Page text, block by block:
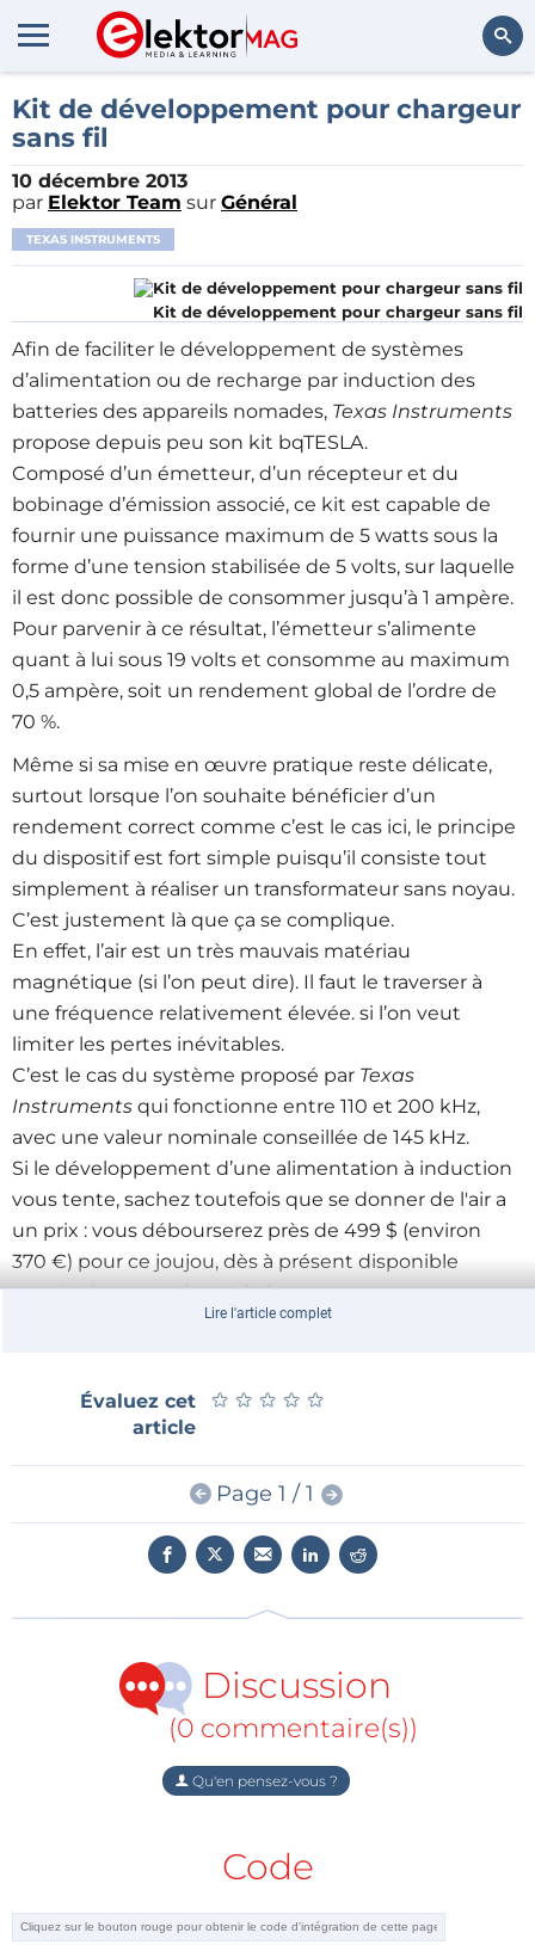
Rechercher
Kit de développement pour chargeur
sans fil
10 décembre 2013
par Elektor Team sur Général
TEXAS INSTRUMENTS
Kit de développement pour chargeur sans fil
Afin de faciliter le développement de systèmes
d’alimentation ou de recharge par induction des
batteries des appareils nomades, Texas Instruments
propose depuis peu son kit bqTESLA.
Composé d’un émetteur, d’un récepteur et du
bobinage d’émission associé, ce kit est capable de
fournir une puissance maximum de 5 watts sous la
forme d’une tension stabilisée de 5 volts, sur laquelle
il est donc possible de consommer jusqu’à 1 ampère.
Pour parvenir à ce résultat, l’émetteur s’alimente
quant à lui sous 19 volts et consomme au maximum
0,5 ampère, soit un rendement global de l’ordre de
70 %.
Même si sa mise en œuvre pratique reste délicate,
surtout lorsque l’on souhaite bénéficier d’un
rendement correct comme c’est le cas ici, le principe
du dispositif est fort simple puisqu’il consiste tout
simplement à réaliser un transformateur sans noyau.
C’est justement là que ça se complique.
En effet, l’air est un très mauvais matériau
magnétique (si l’on peut dire). Il faut le traverser à
une fréquence relativement élevée. si l’on veut
limiter les pertes inévitables.
C’est le cas du système proposé par Texas
Instruments qui fonctionne entre 110 et 200 kHz,
avec une valeur nominale conseillée de 145 kHz.
Si le développement d’une alimentation à induction
vous tente, sachez toutefois que se donner de l'air a
un prix : vous débourserez près de 499 $ (environ
370 €) pour ce joujou, dès à présent disponible
auprès des revendeurs de la marque.
Lire l'article complet
Évaluez cet
article
★ ★ ★ ★ ★
★ ★ ★ ★ ★
Page 1 / 1
Discussion
(0 commentaire(s))
Qu'en pensez-vous ?
Code